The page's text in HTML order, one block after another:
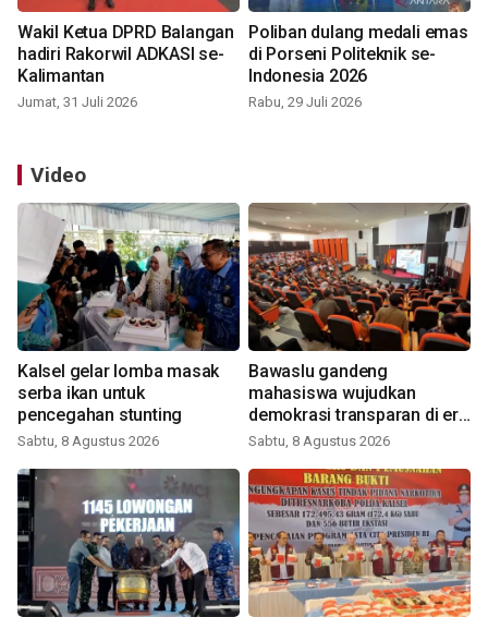
Wakil Ketua DPRD Balangan
hadiri Rakorwil ADKASI se-
Kalimantan
Jumat, 31 Juli 2026
Poliban dulang medali emas
di Porseni Politeknik se-
Indonesia 2026
Rabu, 29 Juli 2026
Video
Kalsel gelar lomba masak
serba ikan untuk
pencegahan stunting
Sabtu, 8 Agustus 2026
Bawaslu gandeng
mahasiswa wujudkan
demokrasi transparan di era
digital
Sabtu, 8 Agustus 2026